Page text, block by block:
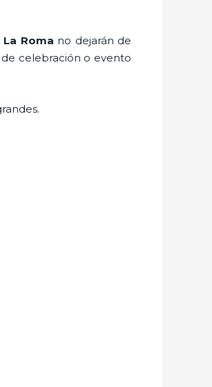
La Roma no dejarán de
celebración o evento